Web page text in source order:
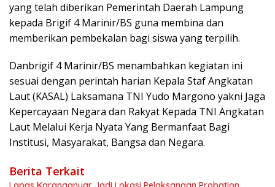
yang telah diberikan Pemerintah Daerah Lampung
kepada Brigif 4 Marinir/BS guna membina dan
memberikan pembekalan bagi siswa yang terpilih.
Danbrigif 4 Marinir/BS menambahkan kegiatan ini
sesuai dengan perintah harian Kepala Staf Angkatan
Laut (KASAL) Laksamana TNI Yudo Margono yakni Jaga
Kepercayaan Negara dan Rakyat Kepada TNI Angkatan
Laut Melalui Kerja Nyata Yang Bermanfaat Bagi
Institusi, Masyarakat, Bangsa dan Negara.
Berita Terkait